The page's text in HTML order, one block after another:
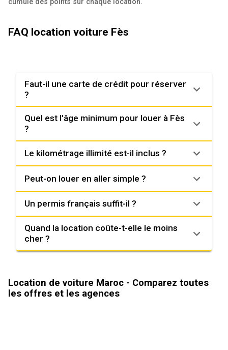
FAQ location voiture Fès
Faut-il une carte de crédit pour réserver
?
Quel est l'âge minimum pour louer à Fès
?
Le kilométrage illimité est-il inclus ?
Peut-on louer en aller simple ?
Un permis français suffit-il ?
Quand la location coûte-t-elle le moins
cher ?
Location de voiture Maroc - Comparez toutes
les offres et les agences